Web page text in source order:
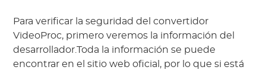
Para verificar la seguridad del convertidor
VideoProc, primero veremos la información del
desarrollador.Toda la información se puede
encontrar en el sitio web oficial, por lo que si está